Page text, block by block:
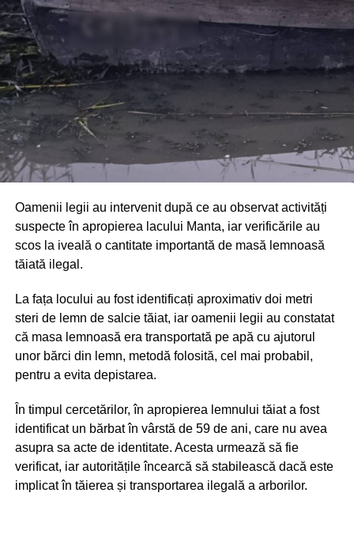
comunității au mulțumit atât pompierilor din Drochia, cât și
localnicilor care au intervenit prompt și au contribuit la
limitarea pagubelor.
Oamenii legii au intervenit după ce au observat activități
suspecte în apropierea lacului Manta, iar verificările au
scos la iveală o cantitate importantă de masă lemnoasă
tăiată ilegal.
La fața locului au fost identificați aproximativ doi metri
steri de lemn de salcie tăiat, iar oamenii legii au constatat
că masa lemnoasă era transportată pe apă cu ajutorul
unor bărci din lemn, metodă folosită, cel mai probabil,
pentru a evita depistarea.
În timpul cercetărilor, în apropierea lemnului tăiat a fost
identificat un bărbat în vârstă de 59 de ani, care nu avea
asupra sa acte de identitate. Acesta urmează să fie
verificat, iar autoritățile încearcă să stabilească dacă este
implicat în tăierea și transportarea ilegală a arborilor.